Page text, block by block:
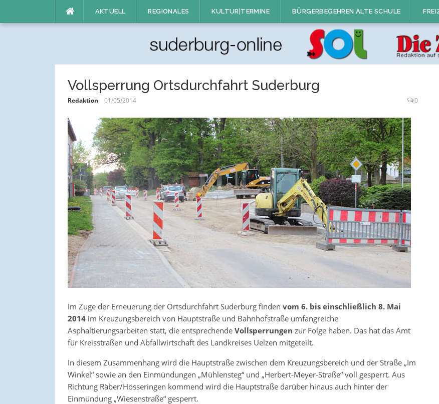
AKTUELL REGIONALES KULTUR|TERMINE BÜRGERBEGEHREN ALTE SCHULE
Vollsperrung Ortsdurchfahrt Suderburg
Redaktion 01/05/2014 0
Im Zuge der Erneuerung der Ortsdurchfahrt Suderburg finden vom 6. bis einschließlich 8. Mai
2014im Kreuzungsbereich von Hauptstraße und Bahnhofstraße umfangreiche
Asphaltierungsarbeiten statt, die entsprechende Vollsperrungen zur Folge haben. Das hat das Amt
für Kreisstraßen und Abfallwirtschaft des Landkreises Uelzen mitgeteilt.
In diesem Zusammenhang wird die Hauptstraße zwischen dem Kreuzungsbereich und der Straße „Im
Winkel“ sowie an den Einmündungen „Mühlensteg“ und „Herbert-Meyer-Straße“ voll gesperrt. Aus
Richtung Räber/Hösseringen kommend wird die Hauptstraße darüber hinaus auch hinter der
Einmündung „Wiesenstraße“ gesperrt.